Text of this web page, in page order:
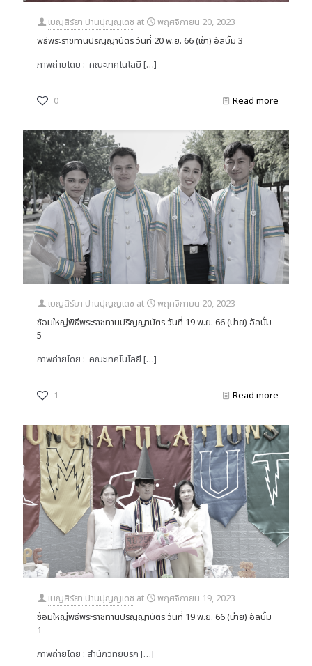
เบญสิร์ยา ปานปุญญเดช at
พฤศจิกายน 20, 2023
พิธีพระราชทานปริญญาบัตร วันที่ 20 พ.ย. 66 (เช้า) อัลบั้ม 3
ภาพถ่ายโดย : คณะเทคโนโลยี […]
0 Read more
เบญสิร์ยา ปานปุญญเดช at
พฤศจิกายน 20, 2023
ซ้อมใหญ่พิธีพระราชทานปริญญาบัตร วันที่ 19 พ.ย. 66 (บ่าย) อัลบั้ม
5
ภาพถ่ายโดย : คณะเทคโนโลยี […]
1 Read more
เบญสิร์ยา ปานปุญญเดช at
พฤศจิกายน 19, 2023
ซ้อมใหญ่พิธีพระราชทานปริญญาบัตร วันที่ 19 พ.ย. 66 (บ่าย) อัลบั้ม
1
ภาพถ่ายโดย : สำนักวิทยบริก […]